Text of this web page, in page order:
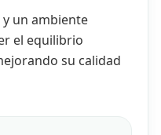
un ambiente
el equilibrio
su calidad